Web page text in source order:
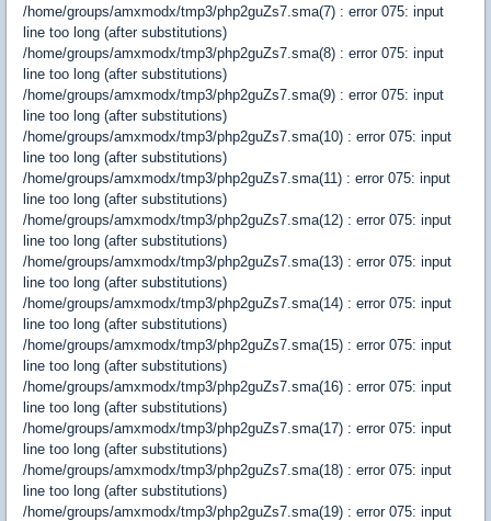
/home/groups/amxmodx/tmp3/php2guZs7.sma(7) : error 075: input
line too long (after substitutions)
/home/groups/amxmodx/tmp3/php2guZs7.sma(8) : error 075: input
line too long (after substitutions)
/home/groups/amxmodx/tmp3/php2guZs7.sma(9) : error 075: input
line too long (after substitutions)
/home/groups/amxmodx/tmp3/php2guZs7.sma(10) : error 075: input
line too long (after substitutions)
/home/groups/amxmodx/tmp3/php2guZs7.sma(11) : error 075: input
line too long (after substitutions)
/home/groups/amxmodx/tmp3/php2guZs7.sma(12) : error 075: input
line too long (after substitutions)
/home/groups/amxmodx/tmp3/php2guZs7.sma(13) : error 075: input
line too long (after substitutions)
/home/groups/amxmodx/tmp3/php2guZs7.sma(14) : error 075: input
line too long (after substitutions)
/home/groups/amxmodx/tmp3/php2guZs7.sma(15) : error 075: input
line too long (after substitutions)
/home/groups/amxmodx/tmp3/php2guZs7.sma(16) : error 075: input
line too long (after substitutions)
/home/groups/amxmodx/tmp3/php2guZs7.sma(17) : error 075: input
line too long (after substitutions)
/home/groups/amxmodx/tmp3/php2guZs7.sma(18) : error 075: input
line too long (after substitutions)
/home/groups/amxmodx/tmp3/php2guZs7.sma(19) : error 075: input